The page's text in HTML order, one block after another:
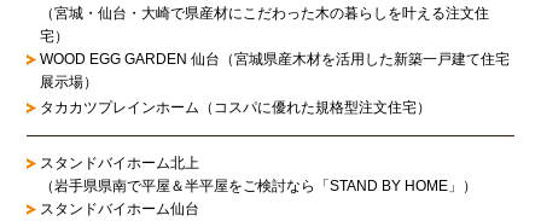
（宮城・仙台・大崎で県産材にこだわった木の暮らしを叶える注文住
宅）
WOOD EGG GARDEN 仙台（宮城県産木材を活用した新築一戸建て住宅
展示場）
タカカツプレインホーム（コスパに優れた規格型注文住宅）
スタンドバイホーム北上
（岩手県県南で平屋＆半平屋をご検討なら「STAND BY HOME」）
スタンドバイホーム仙台